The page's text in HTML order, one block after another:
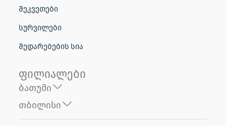
შეკვეთები
სურვილები
შედარებების სია
ფილიალები
ბათუმი
თბილისი